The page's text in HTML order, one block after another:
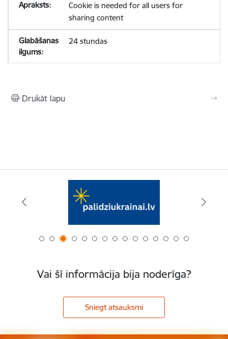
Cookie is needed for all users for
sharing content
24 stundas
Drukāt lapu
Vai šī informācija bija noderīga?
Sniegt atsauksmi